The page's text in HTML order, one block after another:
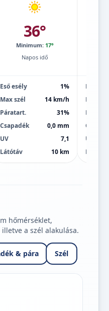
36°
Minimum: 17°
Napos idő
Eső esély
1%
Max szél
14 km/h
Páratart.
31%
Csapadék
0,0 mm
UV
7,1
Látótáv
10 km
Eső
Max
UV
Látótáv
hőmérséklet,
a szél alakulása.
& pára Szél